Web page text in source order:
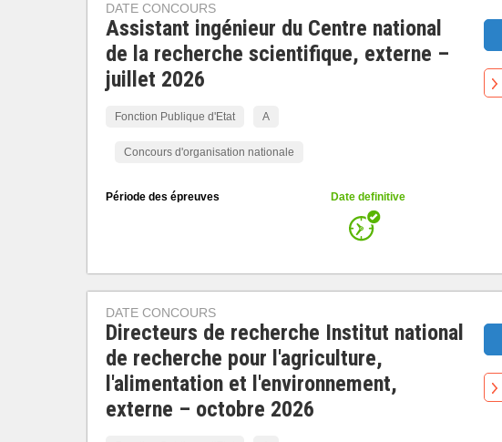
DATE CONCOURS
Assistant ingénieur du Centre national
de la recherche scientifique, externe –
juillet 2026
Fonction Publique d'Etat A
Concours d'organisation nationale
Période des épreuves Date definitive
DATE CONCOURS
Directeurs de recherche Institut national
de recherche pour l'agriculture,
l'alimentation et l'environnement,
externe – octobre 2026